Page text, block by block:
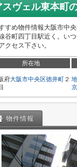
スヴェル東本町
すめ物件情報大阪市中
谷町四丁目駅近く。い
クセス下さい。
所在地
府大阪市中央区徳井町 ２
物件情報